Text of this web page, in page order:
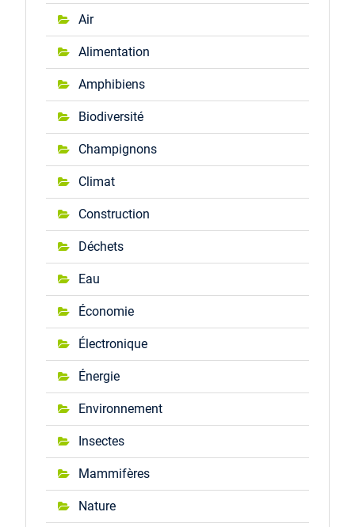
Air
Alimentation
Amphibiens
Biodiversité
Champignons
Climat
Construction
Déchets
Eau
Économie
Électronique
Énergie
Environnement
Insectes
Mammifères
Nature